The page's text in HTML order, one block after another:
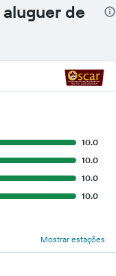
de
10.0
10.0
10.0
10.0
Mostrar estações